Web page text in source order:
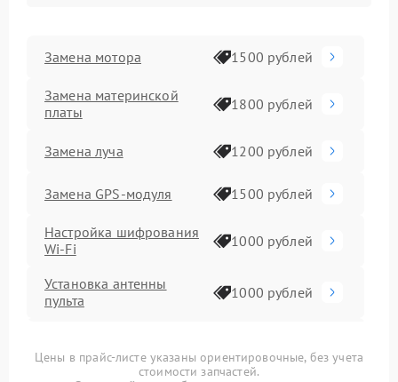
Замена мотора 1500 рублей
Замена материнской
платы
1800 рублей
Замена луча 1200 рублей
Замена GPS-модуля 1500 рублей
Настройка шифрования
Wi-Fi
1000 рублей
Установка антенны
пульта
1000 рублей
Цены в прайс-листе указаны ориентировочные, без учета
стоимости запчастей.